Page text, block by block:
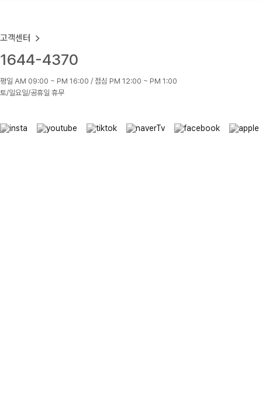
고객센터
1644-4370
평일 AM 09:00 ~ PM 16:00 / 점심 PM 12:00 ~ PM 1:00
토/일요일/공휴일 휴무